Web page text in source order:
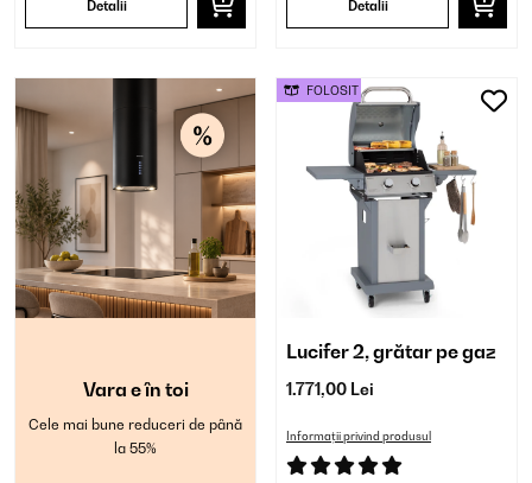
Detalii Detalii
Vara e în toi
Cele mai bune reduceri de până
la 55%
Lucifer 2, grătar pe gaz
1.771,00 Lei
Informații privind produsul
FOLOSIT